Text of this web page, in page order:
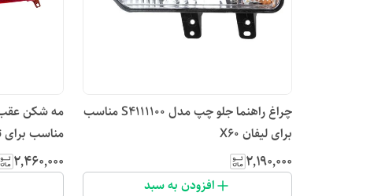
چراغ راهنما جلو چپ مدل S4111100 مناسب
برای لیفان X60
۲٬۱۹۰٬۰۰۰
افزودن به سبد
مناسب برای
۲٬۴۶۰٬۰۰۰